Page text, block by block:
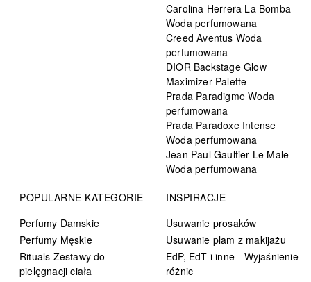
Carolina Herrera La Bomba
Woda perfumowana
Creed Aventus Woda
perfumowana
DIOR Backstage Glow
Maximizer Palette
Prada Paradigme Woda
perfumowana
Prada Paradoxe Intense
Woda perfumowana
Jean Paul Gaultier Le Male
Woda perfumowana
POPULARNE KATEGORIE
Perfumy Damskie
Perfumy Męskie
Rituals Zestawy do
pielęgnacji ciała
INSPIRACJE
Usuwanie prosaków
Usuwanie plam z makijażu
EdP, EdT i inne - Wyjaśnienie
różnic